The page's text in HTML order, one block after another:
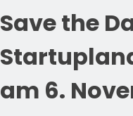
Save the
am 6.